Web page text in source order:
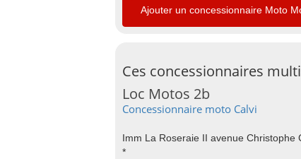
Ajouter un concessionnaire Moto
Ces concessionnaires
Loc Motos 2b
Concessionnaire moto Calvi
Imm La Roseraie II avenue Christophe
*